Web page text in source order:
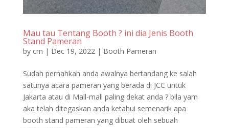
Mau tau Tentang Booth ? ini dia Jenis Booth
Stand Pameran
by crn | Dec 19, 2022| Booth Pameran
Sudah pernahkah anda awalnya bertandang ke salah
satunya acara pameran yang berada di JCC untuk
Jakarta atau di Mall-mall paling dekat anda ? bila yam
aka telah ditegaskan anda ketahui semenarik apa
booth stand pameran yang dibuat oleh sebuah